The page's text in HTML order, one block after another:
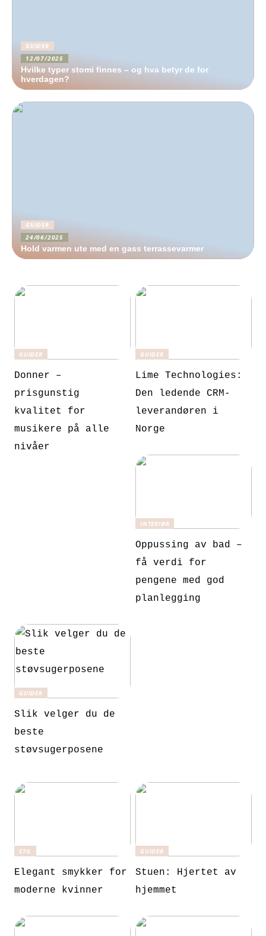
GUIDER
12/07/2025
Hvilke typer stomi finnes – og hva betyr de for
hverdagen?
GUIDER
24/06/2025
Hold varmen ute med en gass terrassevarmer
GUIDER
Donner –
prisgunstig
kvalitet for
musikere på alle
nivåer
GUIDER
Lime Technologies:
Den ledende CRM-
leverandøren i
Norge
INTERIØR
Oppussing av bad –
få verdi for
pengene med god
planlegging
GUIDER
Slik velger du de
beste
støvsugerposene
STIL
Elegant smykker for
moderne kvinner
GUIDER
Stuen: Hjertet av
hjemmet